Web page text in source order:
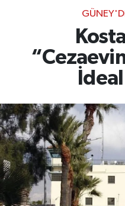
Tüm Manşetler
Son Dakika
Haber Arşivi